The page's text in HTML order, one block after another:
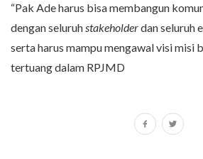
“Pak Ade harus bisa membangun
dengan seluruhstakeholderdan seluruh
serta harus mampu mengawal visi misi
tertuang dalam RPJMD